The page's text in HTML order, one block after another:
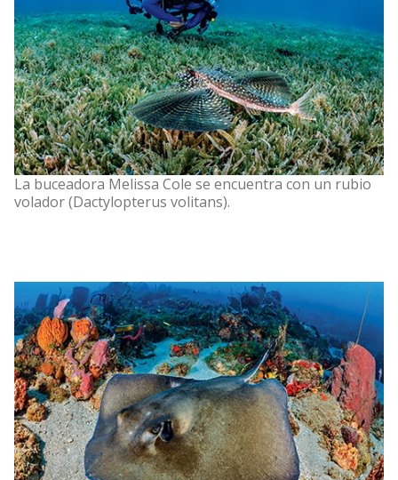
La buceadora Melissa Cole se encuentra con un rubio
volador (Dactylopterus volitans).